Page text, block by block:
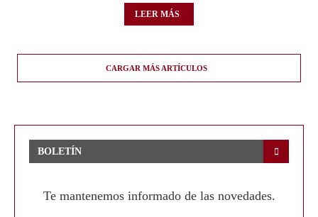
LEER MÁS
CARGAR MÁS ARTÍCULOS
BOLETÍN
Te mantenemos informado de las novedades.